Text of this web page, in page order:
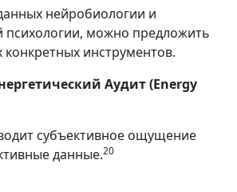
нейробиологии и
психологии, можно предложить
конкретных инструментов.
Аудит (Energy
субъективное ощущение
данные.20